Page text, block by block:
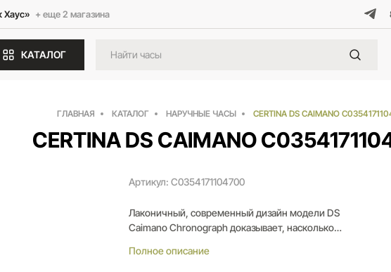
Хаус» + еще 2 магазина
КАТАЛОГ
ГЛАВНАЯ КАТАЛОГ НАРУЧНЫЕ ЧАСЫ CERTINA DS CAIMANO
CERTINA DS CAIMANO
Артикул: C0354171104700
Лаконичный, современный дизайн модели DS
Caimano Chronograph доказывает, насколько
измерительный прибор. Модный образ дополняют
Полное описание